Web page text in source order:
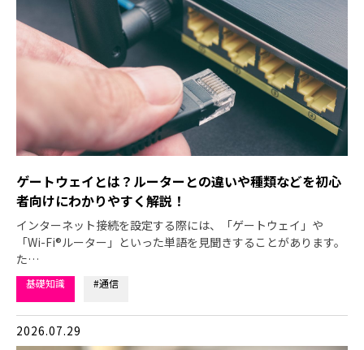
ゲートウェイとは？ルーターとの違いや種類などを初心
者向けにわかりやすく解説！
インターネット接続を設定する際には、「ゲートウェイ」や
「Wi-Fi®ルーター」といった単語を見聞きすることがあります。
た…
基礎知識 #通信
2026.07.29